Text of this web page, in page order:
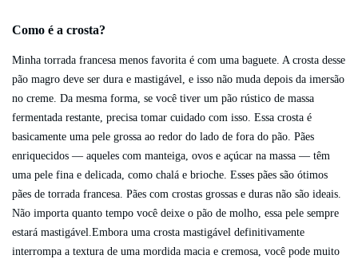
Como é a crosta?
Minha torrada francesa menos favorita é com uma baguete. A crosta desse
pão magro deve ser dura e mastigável, e isso não muda depois da imersão
no creme. Da mesma forma, se você tiver um pão rústico de massa
fermentada restante, precisa tomar cuidado com isso. Essa crosta é
basicamente uma pele grossa ao redor do lado de fora do pão. Pães
enriquecidos — aqueles com manteiga, ovos e açúcar na massa — têm
uma pele fina e delicada, como chalá e brioche. Esses pães são ótimos
pães de torrada francesa. Pães com crostas grossas e duras não são ideais.
Não importa quanto tempo você deixe o pão de molho, essa pele sempre
estará mastigável.Embora uma crosta mastigável definitivamente
interrompa a textura de uma mordida macia e cremosa, você pode muito